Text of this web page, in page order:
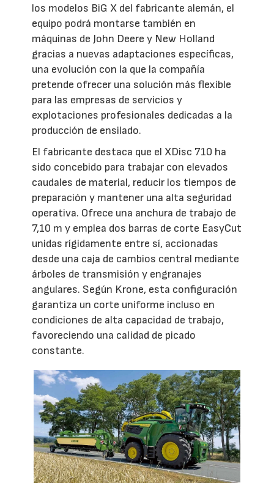
los modelos BiG X del fabricante alemán, el
equipo podrá montarse también en
máquinas de John Deere y New Holland
gracias a nuevas adaptaciones específicas,
una evolución con la que la compañía
pretende ofrecer una solución más flexible
para las empresas de servicios y
explotaciones profesionales dedicadas a la
producción de ensilado.
El fabricante destaca que el XDisc 710 ha
sido concebido para trabajar con elevados
caudales de material, reducir los tiempos de
preparación y mantener una alta seguridad
operativa. Ofrece una anchura de trabajo de
7,10 m y emplea dos barras de corte EasyCut
unidas rígidamente entre sí, accionadas
desde una caja de cambios central mediante
árboles de transmisión y engranajes
angulares. Según Krone, esta configuración
garantiza un corte uniforme incluso en
condiciones de alta capacidad de trabajo,
favoreciendo una calidad de picado
constante.